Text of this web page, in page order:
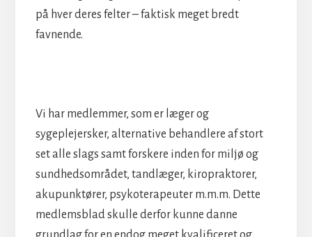
på hver deres felter – faktisk meget bredt
favnende.
Vi har medlemmer, som er læger og
sygeplejersker, alternative behandlere af stort
set alle slags samt forskere inden for miljø og
sundhedsområdet, tandlæger, kiropraktorer,
akupunktører, psykoterapeuter m.m.m. Dette
medlemsblad skulle derfor kunne danne